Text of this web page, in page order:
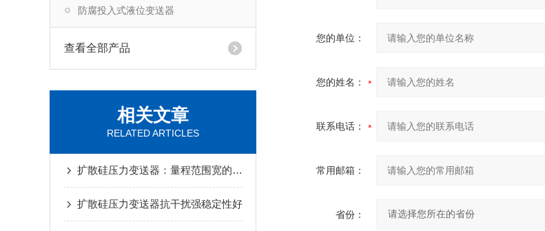
防腐投入式液位变送器
查看全部产品
相关文章
RELATED ARTICLES
扩散硅压力变送器：量程范围宽的优势与应用
扩散硅压力变送器抗干扰强稳定性好
您的单位：
您的姓名：
联系电话：
常用邮箱：
省份：